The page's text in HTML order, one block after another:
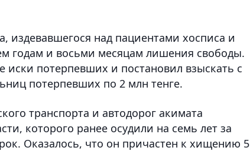
издевавшегося над пациентами хосписа и
годам и восьми месяцам лишения свободы.
иски потерпевших и постановил взыскать с
потерпевших по 2 млн тенге.
транспорта и автодорог акимата
которого ранее осудили на семь лет за
Оказалось, что он причастен к хищению 5